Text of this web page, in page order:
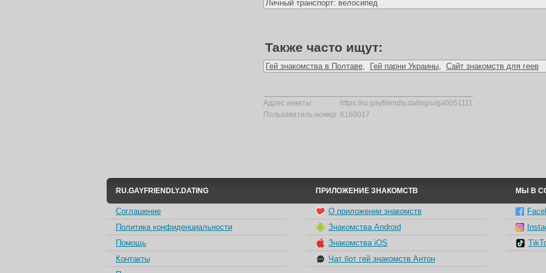
Личный транспорт: велосипед
Также часто ищут:
Гей знакомства в Полтаве, Гей парни Украины, Сайт знакомств для геев
Адрес анкеты:
https://ru.gayfriendly.dating/u/ga0051111
Пользователь номер: 6160017
RU.GAYFRIENDLY.DATING ПРИЛОЖЕНИЕ ЗНАКОМСТВ МЫ В
Соглашение
Политика конфиденциальности
Помощь
Контакты
О приложении знакомств
Знакомства Android
Знакомства iOS
Чат бот гей знакомств Антон